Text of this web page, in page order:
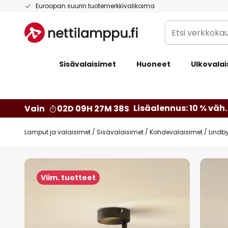
Euroopan suurin tuotemerkkivalikoima
Skip
Content
Etsi
verkkokaupan
Sisävalaisimet Huoneet
Vain 02D 09H 27M 37S Lisäalennus: 10 %
Lamput ja valaisimet Sisävalaisimet Kohdevalaisimet
Viim. tuotteet
Skip